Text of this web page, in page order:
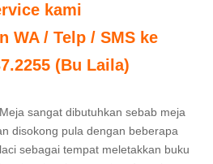
kami
WA / Telp / SMS ke
(Bu Laila)
sangat dibutuhkan sebab meja
disokong pula dengan beberapa
sebagai tempat meletakkan buku